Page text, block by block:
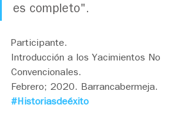
es completo".
Participante.
Introducción a los Yacimientos No
Convencionales.
Febrero; 2020. Barrancabermeja.
#Historiasdeéxito